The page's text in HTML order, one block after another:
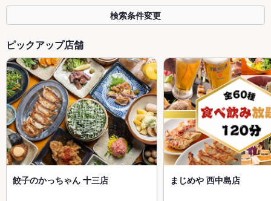
検索条件変更
ピックアップ店舗
餃子のかっちゃん 十三店 まじめや 西中島店